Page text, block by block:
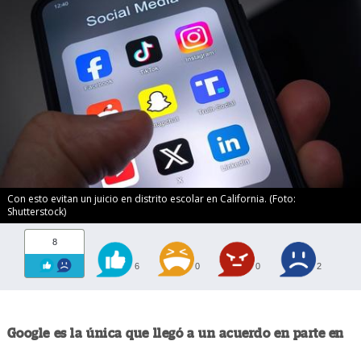
Con esto evitan un juicio en distrito escolar en California. (Foto:
Shutterstock)
8
6 0 0 2
Google es la única que llegó a un acuerdo en parte en